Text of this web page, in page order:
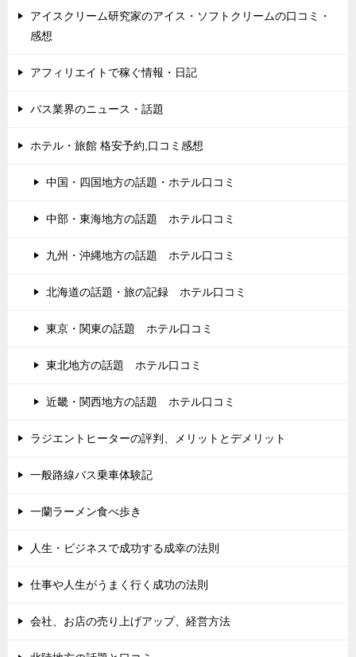
アイスクリーム研究家のアイス・ソフトクリームの口コミ・
感想
アフィリエイトで稼ぐ情報・日記
バス業界のニュース・話題
ホテル・旅館 格安予約,口コミ感想
中国・四国地方の話題・ホテル口コミ
中部・東海地方の話題 ホテル口コミ
九州・沖縄地方の話題 ホテル口コミ
北海道の話題・旅の記録 ホテル口コミ
東京・関東の話題 ホテル口コミ
東北地方の話題 ホテル口コミ
近畿・関西地方の話題 ホテル口コミ
ラジエントヒーターの評判、メリットとデメリット
一般路線バス乗車体験記
一蘭ラーメン食べ歩き
人生・ビジネスで成功する成幸の法則
仕事や人生がうまく行く成功の法則
会社、お店の売り上げアップ、経営方法